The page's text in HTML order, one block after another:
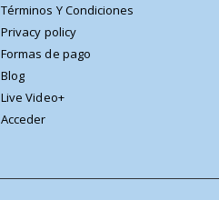
Términos Y Condiciones
Privacy policy
Formas de pago
Blog
Live Video+
Acceder